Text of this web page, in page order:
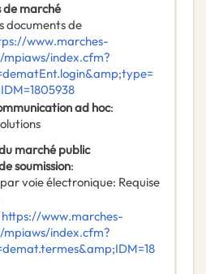
de marché
documents de
www.marches-
mpiaws/index.cfm?
ad hoc:
marché public
soumission:
voie électronique: Requise
https://www.marches-
mpiaws/index.cfm?